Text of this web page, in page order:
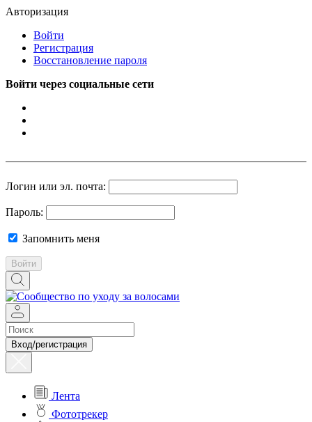
Авторизация
Войти
Регистрация
Восстановление пароля
Войти через социальные сети
Логин или эл. почта:
Пароль:
Запомнить меня
Войти
Вход/регистрация
Лента
Фототрекер